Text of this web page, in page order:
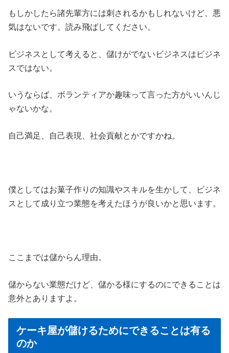
もしかしたら諸先輩方には刺されるかもしれないけど、悪
気はないです。読み飛ばしてください。
ビジネスとして考えると、儲けがでないビジネスはビジネ
スではない。
いうならば、ボランティアか趣味って言った方がいいんじ
ゃないかな。
自己満足、自己表現、社会貢献とかですかね。
僕としてはお菓子作りの知識やスキルを生かして、ビジネ
スとして成り立つ業態を考えたほうが良いかと思います。
ここまでは儲からん理由。
儲からない業態だけど、儲かる様にするのにできることは
意外とありますよ。
ケーキ屋が儲けるためにできることは有る
のか